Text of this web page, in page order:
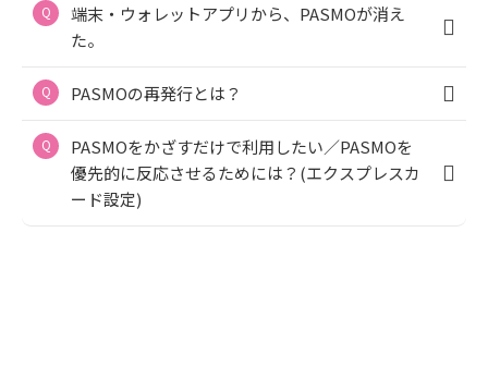
端末・ウォレットアプリから、PASMOが消え
た。
PASMOの再発行とは？
PASMOをかざすだけで利用したい／PASMOを
優先的に反応させるためには？(エクスプレスカ
ード設定)